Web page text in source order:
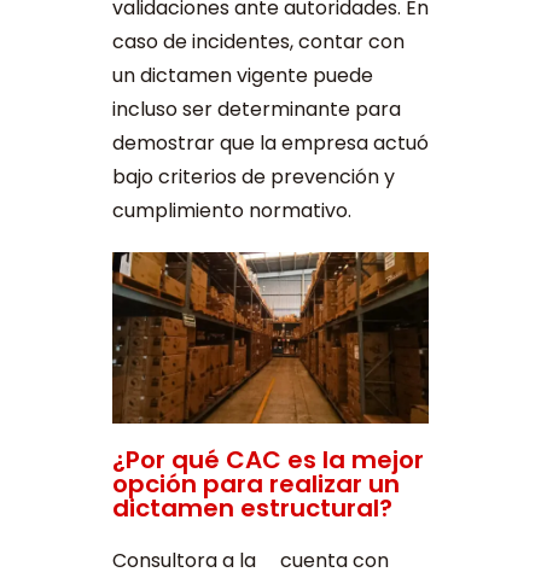
validaciones ante autoridades. En
caso de incidentes, contar con
un dictamen vigente puede
incluso ser determinante para
demostrar que la empresa actuó
bajo criterios de prevención y
cumplimiento normativo.
¿Por qué CAC es la mejor
opción para realizar un
dictamen estructural?
Consultora a la
cuenta con